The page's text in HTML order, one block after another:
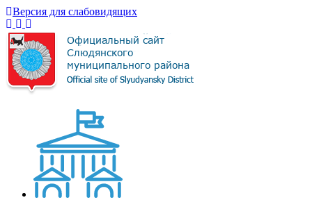
Версия для слабовидящих